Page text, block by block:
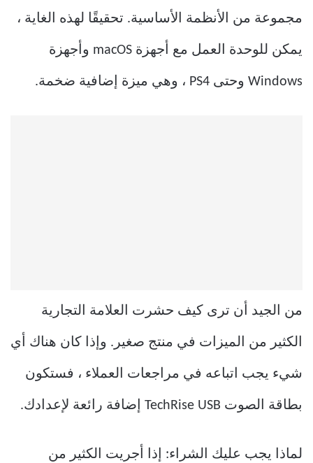
مجموعة من الأنظمة الأساسية. تحقيقًا لهذه الغاية ،
يمكن للوحدة العمل مع أجهزة macOS وأجهزة
Windows وحتى PS4 ، وهي ميزة إضافية ضخمة.
من الجيد أن ترى كيف حشرت العلامة التجارية
الكثير من الميزات في منتج صغير. وإذا كان هناك أي
شيء يجب اتباعه في مراجعات العملاء ، فستكون
بطاقة الصوت TechRise USB إضافة رائعة لإعدادك.
لماذا يجب عليك الشراء: إذا أجريت الكثير من